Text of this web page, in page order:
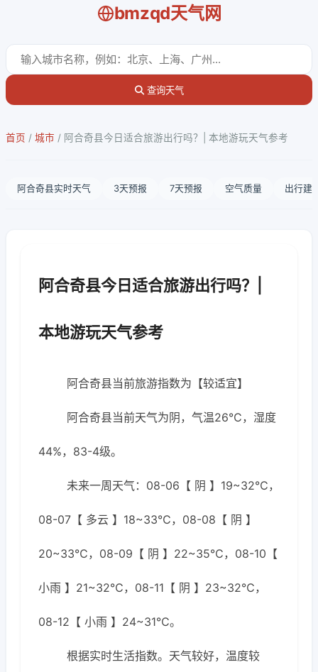
bmzqd天气网
查询天气
首页 / 城市 / 阿合奇县今日适合旅游出行吗？| 本地游玩天气参考
阿合奇县实时天气 3天预报 7天预报 空气质量 出行建
阿合奇县今日适合旅游出行吗？|
本地游玩天气参考
阿合奇县当前旅游指数为【较适宜】
阿合奇县当前天气为阴，气温26℃，湿度
44%，83-4级。
未来一周天气：08-06【 阴 】19~32℃，
08-07【 多云 】18~33℃，08-08【 阴 】
20~33℃，08-09【 阴 】22~35℃，08-10【
小雨 】21~32℃，08-11【 阴 】23~32℃，
08-12【 小雨 】24~31℃。
根据实时生活指数。天气较好，温度较